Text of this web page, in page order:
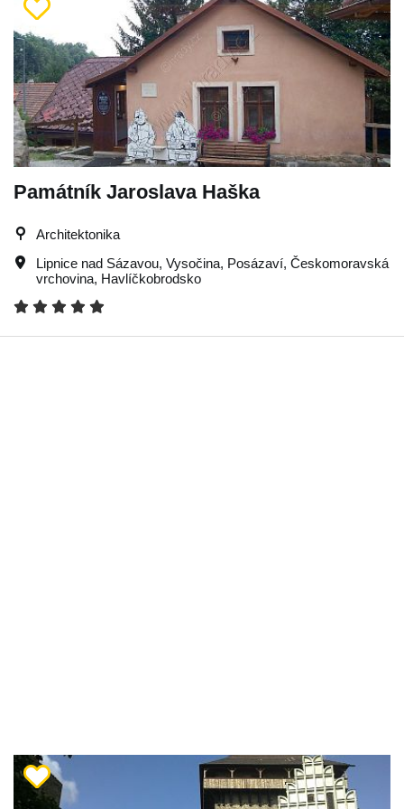
Památník Jaroslava Haška
Architektonika
Lipnice nad Sázavou, Vysočina, Posázaví, Českomoravská
vrchovina, Havlíčkobrodsko